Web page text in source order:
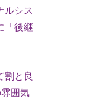
ルシス
「後継
割と良
囲気